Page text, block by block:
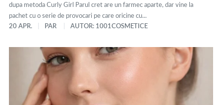
dupa metoda Curly Girl Parul cret are un farmec aparte, dar vine la
pachet cu o serie de provocari pe care oricine cu...
20 APR.
PAR AUTOR: 1001COSMETICE